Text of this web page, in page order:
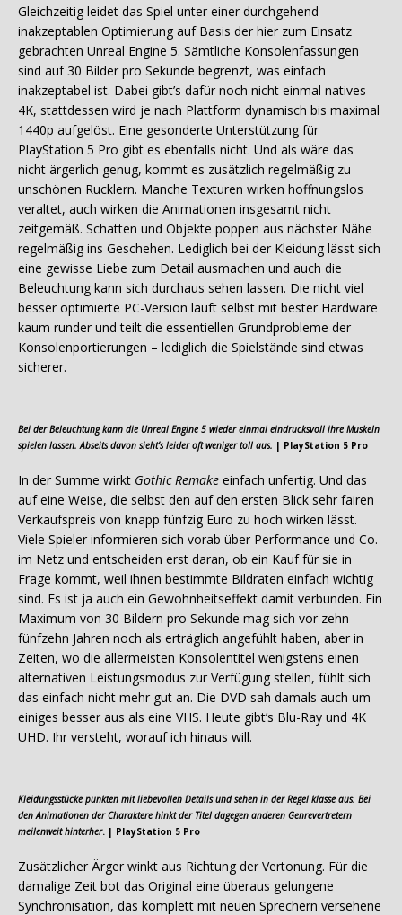
Gleichzeitig leidet das Spiel unter einer durchgehend
inakzeptablen Optimierung auf Basis der hier zum Einsatz
gebrachten Unreal Engine 5. Sämtliche Konsolenfassungen
sind auf 30 Bilder pro Sekunde begrenzt, was einfach
inakzeptabel ist. Dabei gibt’s dafür noch nicht einmal natives
4K, stattdessen wird je nach Plattform dynamisch bis maximal
1440p aufgelöst. Eine gesonderte Unterstützung für
PlayStation 5 Pro gibt es ebenfalls nicht. Und als wäre das
nicht ärgerlich genug, kommt es zusätzlich regelmäßig zu
unschönen Rucklern. Manche Texturen wirken hoffnungslos
veraltet, auch wirken die Animationen insgesamt nicht
zeitgemäß. Schatten und Objekte poppen aus nächster Nähe
regelmäßig ins Geschehen. Lediglich bei der Kleidung lässt sich
eine gewisse Liebe zum Detail ausmachen und auch die
Beleuchtung kann sich durchaus sehen lassen. Die nicht viel
besser optimierte PC-Version läuft selbst mit bester Hardware
kaum runder und teilt die essentiellen Grundprobleme der
Konsolenportierungen – lediglich die Spielstände sind etwas
sicherer.
Bei der Beleuchtung kann die Unreal Engine 5 wieder einmal eindrucksvoll ihre Muskeln
spielen lassen. Abseits davon sieht’s leider oft weniger toll aus. | PlayStation 5 Pro
In der Summe wirkt Gothic Remake einfach unfertig. Und das
auf eine Weise, die selbst den auf den ersten Blick sehr fairen
Verkaufspreis von knapp fünfzig Euro zu hoch wirken lässt.
Viele Spieler informieren sich vorab über Performance und Co.
im Netz und entscheiden erst daran, ob ein Kauf für sie in
Frage kommt, weil ihnen bestimmte Bildraten einfach wichtig
sind. Es ist ja auch ein Gewohnheitseffekt damit verbunden. Ein
Maximum von 30 Bildern pro Sekunde mag sich vor zehn-
fünfzehn Jahren noch als erträglich angefühlt haben, aber in
Zeiten, wo die allermeisten Konsolentitel wenigstens einen
alternativen Leistungsmodus zur Verfügung stellen, fühlt sich
das einfach nicht mehr gut an. Die DVD sah damals auch um
einiges besser aus als eine VHS. Heute gibt’s Blu-Ray und 4K
UHD. Ihr versteht, worauf ich hinaus will.
Kleidungsstücke punkten mit liebevollen Details und sehen in der Regel klasse aus. Bei
den Animationen der Charaktere hinkt der Titel dagegen anderen Genrevertretern
meilenweit hinterher. | PlayStation 5 Pro
Zusätzlicher Ärger winkt aus Richtung der Vertonung. Für die
damalige Zeit bot das Original eine überaus gelungene
Synchronisation, das komplett mit neuen Sprechern versehene